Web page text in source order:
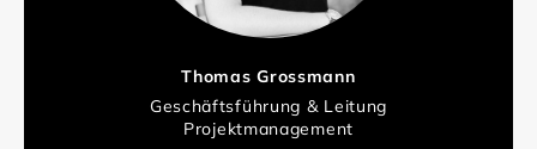
Thomas Grossmann
Geschäftsführung & Leitung
Projektmanagement